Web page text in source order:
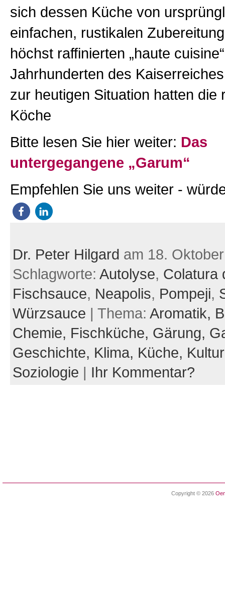
sich dessen Küche von
einfachen, rustikalen
höchst raffinierten „haute
Jahrhunderten des
zur heutigen Situation hatten die
Köche
Bitte lesen Sie hier weiter: Das
untergegangene „Garum“
Empfehlen Sie uns weiter -
Dr. Peter Hilgard am 18.
Schlagworte: Autolyse, Colatura
Fischsauce, Neapolis, Pompeji,
Würzsauce | Thema: Aromatik,
Chemie, Fischküche, Gärung,
Geschichte, Klima, Küche,
Soziologie | Ihr Kommentar?
Copyright © 2026